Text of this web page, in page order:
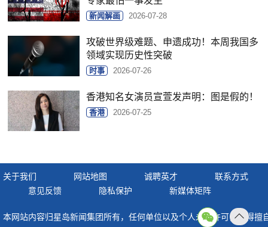
新闻解画 2026-07-28
攻破世界级难题、申遗成功！本周我国多
领域实现历史性突破
时事 2026-07-26
香港知名女演员宣萱发声明：图是假的！
香港 2026-07-25
关于我们 网站地图 诚聘英才
联系方式
意见反馈
隐私保护 新媒体矩阵
本网站内容归星岛新闻集团所有，任何单位以及个人未经许可，不得擅